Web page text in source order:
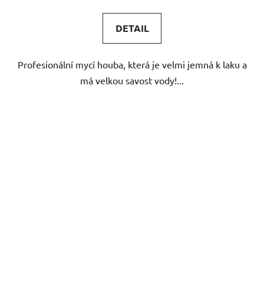
DETAIL
Profesionální mycí houba, která je velmi jemná k laku a
má velkou savost vody!...